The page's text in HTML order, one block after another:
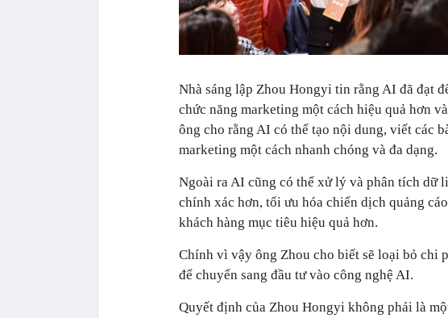
Nhà sáng lập Zhou Hongyi tin rằng AI đã đạt
chức năng marketing một cách hiệu quả hơn
ông cho rằng AI có thể tạo nội dung, viết các
marketing một cách nhanh chóng và đa dạng.
Ngoài ra AI cũng có thể xử lý và phân tích dữ
chính xác hơn, tối ưu hóa chiến dịch quảng
khách hàng mục tiêu hiệu quả hơn.
Chính vì vậy ông Zhou cho biết sẽ loại bỏ chi
để chuyển sang đầu tư vào công nghệ AI.
Quyết định của Zhou Hongyi không phải là